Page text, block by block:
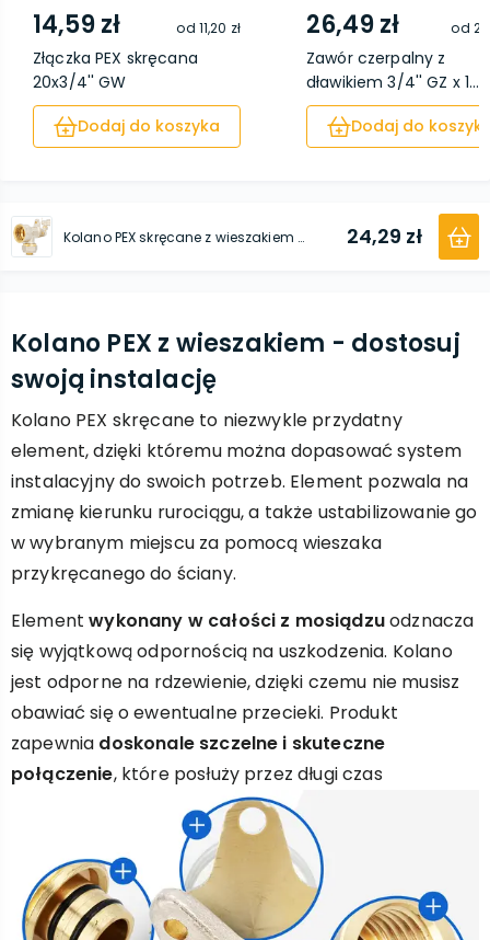
14,59 zł od 11,20 zł
Złączka PEX skręcana
20x3/4'' GW
Dodaj do koszyka
26,49 zł od
Zawór czerpalny z
dławikiem 3/4'' GZ x 1...
Dodaj do
Kolano PEX skręcane z wieszakiem 20x3/4'' GW 24,29 zł
Kolano PEX z wieszakiem - dostosuj
swoją instalację
Kolano PEX skręcane to niezwykle przydatny
element, dzięki któremu można dopasować system
instalacyjny do swoich potrzeb. Element pozwala na
zmianę kierunku rurociągu, a także ustabilizowanie go
w wybranym miejscu za pomocą wieszaka
przykręcanego do ściany.
Elementwykonany w całości z mosiądzuodznacza
się wyjątkową odpornością na uszkodzenia. Kolano
jest odporne na rdzewienie, dzięki czemu nie musisz
obawiać się o ewentualne przecieki. Produkt
zapewnia doskonale szczelne i skuteczne
połączenie, które posłuży przez długi czas